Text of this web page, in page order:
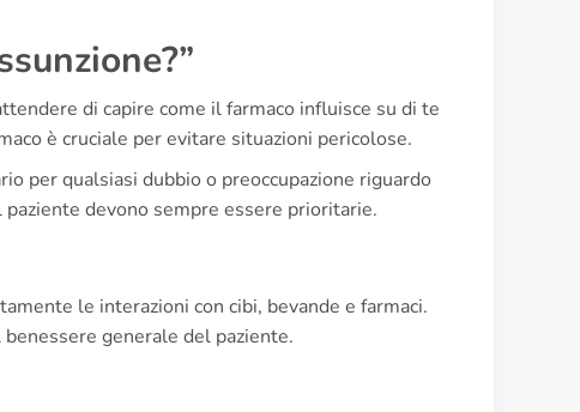
di capire come il farmaco influisce su di te
è cruciale per evitare situazioni pericolose.
per qualsiasi dubbio o preoccupazione riguardo
devono sempre essere prioritarie.
le interazioni con cibi, bevande e farmaci.
generale del paziente.